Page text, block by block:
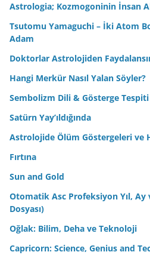
Astrologia; Kozmogoninin İnsan
Tsutomu Yamaguchi – İki Atom
Adam
Doktorlar Astrolojiden
Hangi Merkür Nasıl Yalan Söyler?
Sembolizm Dili & Gösterge Tespiti
Satürn Yay’ıldığında
Astrolojide Ölüm Göstergeleri ve
Fırtına
Sun and Gold
Otomatik Asc Profeksiyon Yıl, Ay
Dosyası)
Oğlak: Bilim, Deha ve Teknoloji
Capricorn: Science, Genius and